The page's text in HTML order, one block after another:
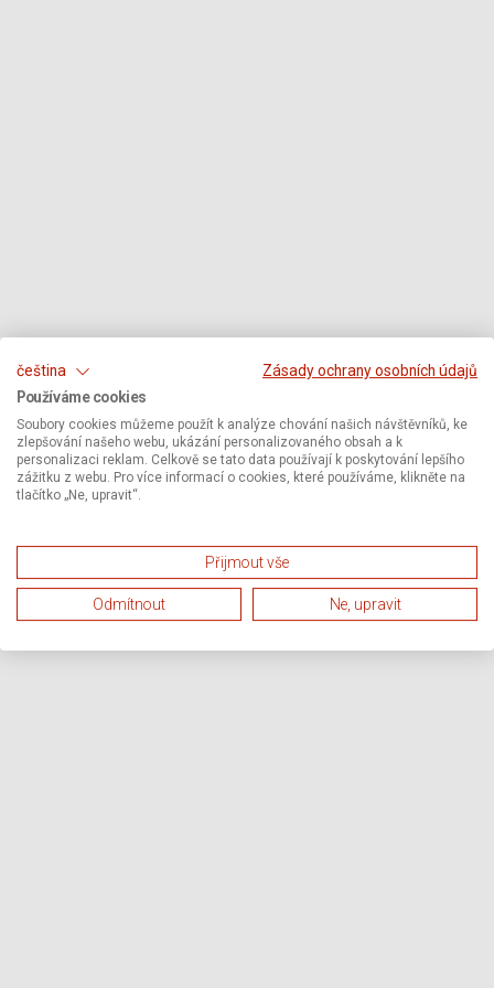
čeština
Zásady ochrany osobních údajů
Používáme cookies
Soubory cookies můžeme použít k analýze chování našich návštěvníků, ke
zlepšování našeho webu, ukázání personalizovaného obsah a k
personalizaci reklam. Celkově se tato data používají k poskytování lepšího
zážitku z webu. Pro více informací o cookies, které používáme, klikněte na
tlačítko „Ne, upravit“.
Přijmout vše
Odmítnout Ne, upravit